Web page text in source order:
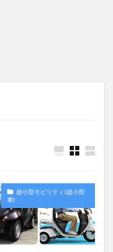
超小型モビリティ(超小型
車)